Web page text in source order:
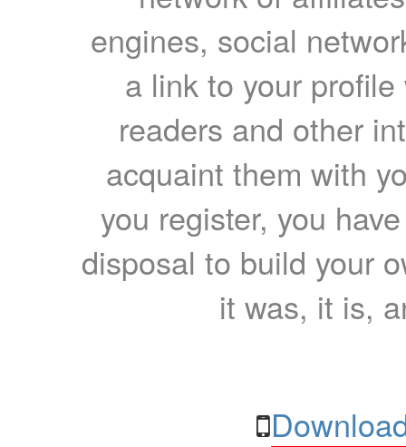
engines, social
a link to your
readers and other
acquaint them with
you register, you
disposal to build your
it was, it is,